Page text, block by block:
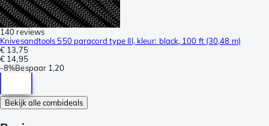
140 reviews
Knivesandtools 550 paracord type III, kleur: black, 100 ft (30,48 m)
€ 13,75
€ 14,95
-8%Bespaar 1,20
Bekijk alle combideals